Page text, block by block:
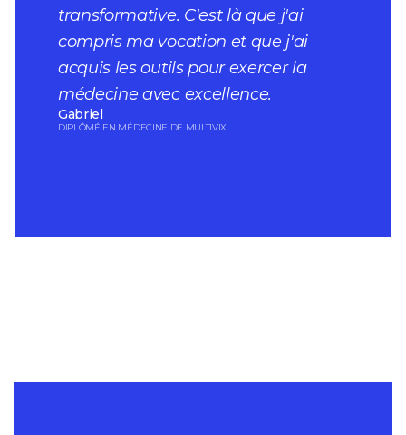
transformative. C'est là que j'ai
compris ma vocation et que j'ai
acquis les outils pour exercer la
médecine avec excellence.
Gabriel
DIPLÔMÉ EN MÉDECINE DE MULTIVIX